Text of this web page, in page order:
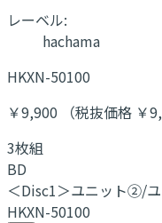
レーベル:
hachama
HKXN-50100
￥9,900 （税抜価格 ￥
3枚組
BD
＜Disc1＞ユニット②/
HKXN-50100